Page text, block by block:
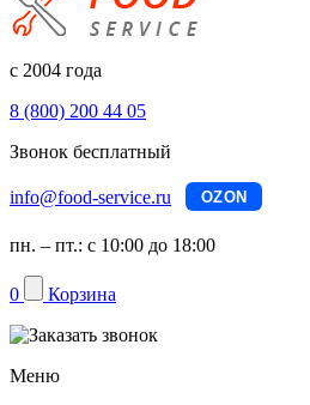
с 2004 года
8 (800) 200 44 05
Звонок бесплатный
info@food-service.ru OZON
пн. – пт.: с 10:00 до 18:00
0 Корзина
Меню